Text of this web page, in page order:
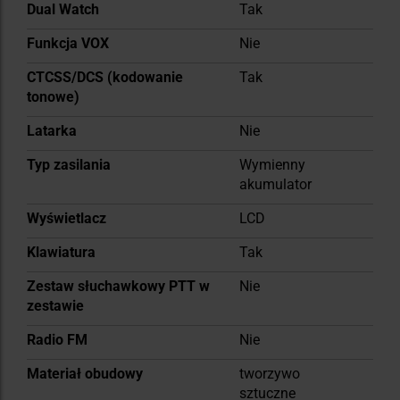
Dual Watch
Tak
Funkcja VOX
Nie
CTCSS/DCS (kodowanie
tonowe)
Tak
Latarka
Nie
Typ zasilania
Wymienny
akumulator
Wyświetlacz
LCD
Klawiatura
Tak
Zestaw słuchawkowy PTT w
zestawie
Nie
Radio FM
Nie
Materiał obudowy
tworzywo
sztuczne